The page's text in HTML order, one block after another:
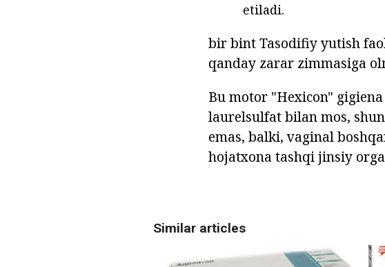
etiladi.
bir bint Tasodifiy yutish
qanday zarar zimmasiga
Bu motor "Hexicon"
laurelsulfat bilan mos,
emas, balki, vaginal
hojatxona tashqi jinsiy
Similar articles